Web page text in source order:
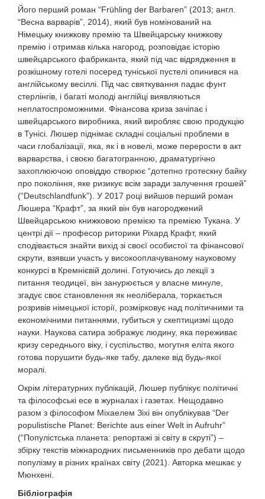
Його перший роман “Frühling der Barbaren” (2013; англ.
“Весна варварів”, 2014), який був номінований на
Німецьку книжкову премію та Швейцарську книжкову
премію і отримав кілька нагород, розповідає історію
швейцарського фабриканта, який під час відрядження в
розкішному готелі посеред туніської пустелі опинився на
англійському весіллі. Під час святкування падає фунт
стерлінгів, і багаті молоді англійці виявляються
неплатоспроможними. Фінансова криза зачіпає і
швейцарського виробника, який виробляє свою продукцію
в Тунісі. Люшер піднімає складні соціальні проблеми в
часи глобалізації, яка, як і в новелі, може перерости в акт
варварства, і своєю багатогранною, драматургічно
захоплюючою оповіддю створює “дотепно гротескну байку
про покоління, яке ризикує всім заради залучення грошей”
(“Deutschlandfunk”). У 2017 році вийшов перший роман
Люшера “Крафт”, за який він був нагороджений
Швейцарською книжковою премією та премією Тукана. У
центрі дії – професор риторики Ріхард Крафт, який
сподівається знайти вихід зі своєї особистої та фінансової
скрути, взявши участь у високооплачуваному науковому
конкурсі в Кремнієвій долині. Готуючись до лекції з
питання теодицеї, він занурюється у власне минуле,
згадує своє становлення як неоліберала, торкається
розривів німецької історії, розмірковує над політичними та
економічними питаннями, губиться у скептицизмі щодо
науки. Наукова сатира зображує людину, яка переживає
кризу середнього віку, і суспільство, могутня еліта якого
готова порушити будь-яке табу, далеке від будь-якої
моралі.
Окрім літературних публікацій, Люшер публікує політичні
та філософські есе в журналах і газетах. Нещодавно
разом з філософом Міхаелем Зіхі він опублікував “Der
populistische Planet: Berichte aus einer Welt in Aufruhr”
(“Популістська планета: репортажі зі світу в скруті”) –
збірку текстів міжнародних письменників про дебати щодо
популізму в різних країнах світу (2021). Авторка мешкає у
Мюнхені.
Бібліографія